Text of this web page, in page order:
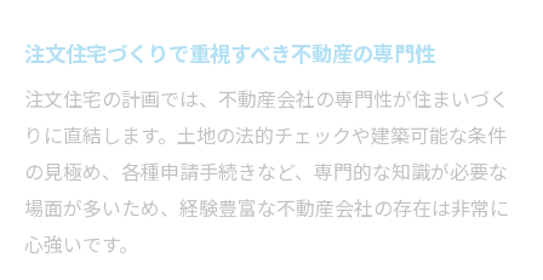
注文住宅づくりで重視すべき不動産の専門性
注文住宅の計画では、不動産会社の専門性が住まいづく
りに直結します。土地の法的チェックや建築可能な条件
の見極め、各種申請手続きなど、専門的な知識が必要な
場面が多いため、経験豊富な不動産会社の存在は非常に
心強いです。